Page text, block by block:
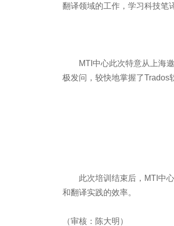
翻译领域的工作，学习科技笔
MTI中心此次特意从上海邀
极发问，较快地掌握了Trados
此次培训结束后，MTI中心
和翻译实践的效率。
（审核：陈大明）